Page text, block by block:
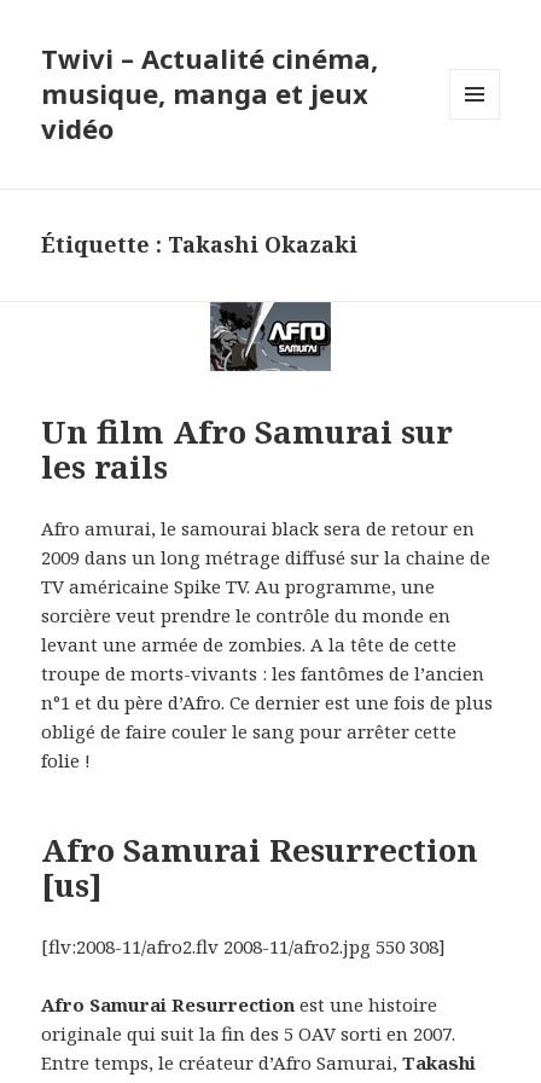
Twivi – Actualité cinéma,
musique, manga et jeux
vidéo
Étiquette : Takashi Okazaki
Un film Afro Samurai sur
les rails
Afro amurai, le samourai black sera de retour en
2009 dans un long métrage diffusé sur la chaine de
TV américaine Spike TV. Au programme, une
sorcière veut prendre le contrôle du monde en
levant une armée de zombies. A la tête de cette
troupe de morts-vivants : les fantômes de l’ancien
n°1 et du père d’Afro. Ce dernier est une fois de plus
obligé de faire couler le sang pour arrêter cette
folie !
Afro Samurai Resurrection
[us]
[flv:2008-11/afro2.flv 2008-11/afro2.jpg 550 308]
Afro Samurai Resurrection est une histoire
originale qui suit la fin des 5 OAV sorti en 2007.
Entre temps, le créateur d’Afro Samurai,Takashi